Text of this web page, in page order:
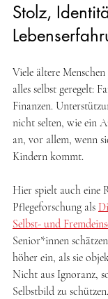
Stolz,
Viele ältere
alles selbst geregelt:
Finanzen.
nicht selten, wie ein
an, vor allem, wenn
Kindern kommt.
Hier spielt auch eine
Pflegeforschung als
Selbst- und
Senior*innen
höher ein, als sie
Nicht aus Ignoranz,
Selbstbild zu schützen.